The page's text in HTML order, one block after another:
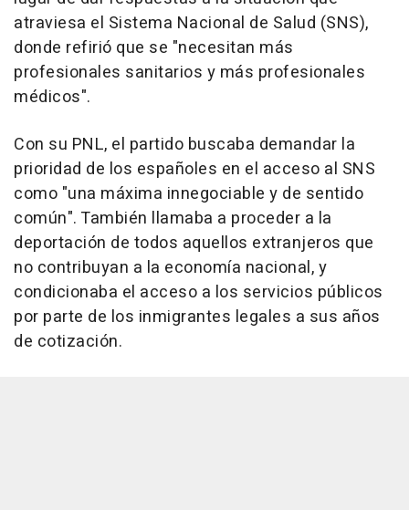
atraviesa el Sistema Nacional de Salud (SNS),
donde refirió que se "necesitan más
profesionales sanitarios y más profesionales
médicos".
Con su PNL, el partido buscaba demandar la
prioridad de los españoles en el acceso al SNS
como "una máxima innegociable y de sentido
común". También llamaba a proceder a la
deportación de todos aquellos extranjeros que
no contribuyan a la economía nacional, y
condicionaba el acceso a los servicios públicos
por parte de los inmigrantes legales a sus años
de cotización.